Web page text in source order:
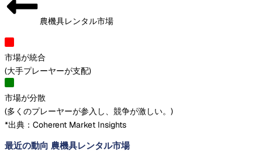
農機具レンタル市場
市場が統合
(大手プレーヤーが支配)
市場が分散
(多くのプレーヤーが参入し、競争が激しい。 )
*出典：Coherent Market Insights
最近の動向 農機具レンタル市場